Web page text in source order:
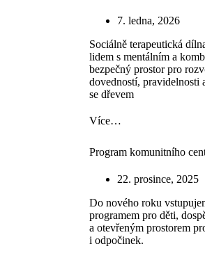
7. ledna, 2026
Sociálně terapeutická
lidem s mentálním a
bezpečný prostor pro
dovedností, pravidelnosti
se dřevem
Více…
Program komunitního
22. prosince, 2025
Do nového roku
programem pro děti,
a otevřeným prostorem
i odpočinek.